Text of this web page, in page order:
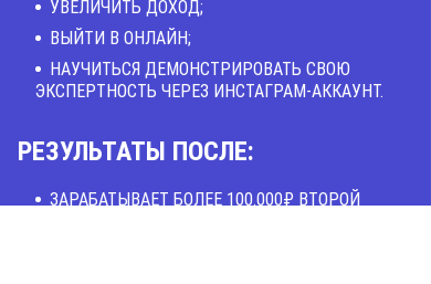
УВЕЛИЧИТЬ ДОХОД;
ВЫЙТИ В ОНЛАЙН;
НАУЧИТЬСЯ ДЕМОНСТРИРОВАТЬ СВОЮ
ЭКСПЕРТНОСТЬ ЧЕРЕЗ ИНСТАГРАМ-АККАУНТ.
РЕЗУЛЬТАТЫ ПОСЛЕ:
ЗАРАБАТЫВАЕТ БОЛЕЕ 100.000₽ ВТОРОЙ